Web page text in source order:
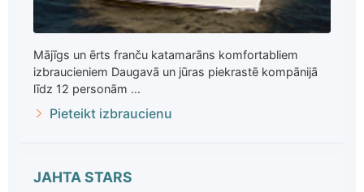
Mājīgs un ērts franču katamarāns komfortabliem
izbraucieniem Daugavā un jūras piekrastē kompānijā
līdz 12 personām ...
Pieteikt izbraucienu
JAHTA STARS